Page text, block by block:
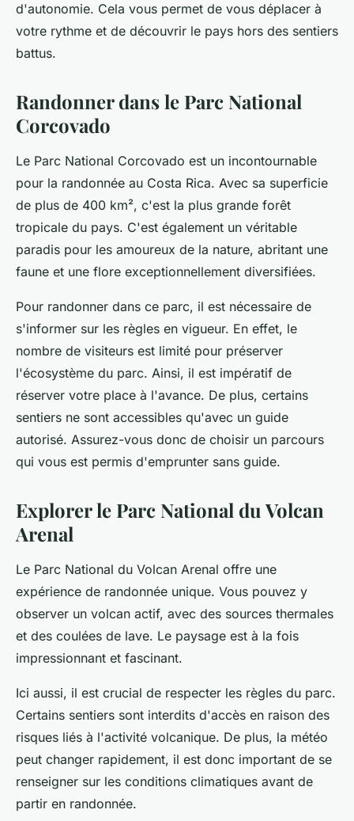
d'autonomie. Cela vous permet de vous déplacer à
votre rythme et de découvrir le pays hors des sentiers
battus.
Randonner dans le Parc National
Corcovado
Le Parc National Corcovado est un incontournable
pour la randonnée au Costa Rica. Avec sa superficie
de plus de 400 km², c'est la plus grande forêt
tropicale du pays. C'est également un véritable
paradis pour les amoureux de la nature, abritant une
faune et une flore exceptionnellement diversifiées.
Pour randonner dans ce parc, il est nécessaire de
s'informer sur les règles en vigueur. En effet, le
nombre de visiteurs est limité pour préserver
l'écosystème du parc. Ainsi, il est impératif de
réserver votre place à l'avance. De plus, certains
sentiers ne sont accessibles qu'avec un guide
autorisé. Assurez-vous donc de choisir un parcours
qui vous est permis d'emprunter sans guide.
Explorer le Parc National du Volcan
Arenal
Le Parc National du Volcan Arenal offre une
expérience de randonnée unique. Vous pouvez y
observer un volcan actif, avec des sources thermales
et des coulées de lave. Le paysage est à la fois
impressionnant et fascinant.
Ici aussi, il est crucial de respecter les règles du parc.
Certains sentiers sont interdits d'accès en raison des
risques liés à l'activité volcanique. De plus, la météo
peut changer rapidement, il est donc important de se
renseigner sur les conditions climatiques avant de
partir en randonnée.